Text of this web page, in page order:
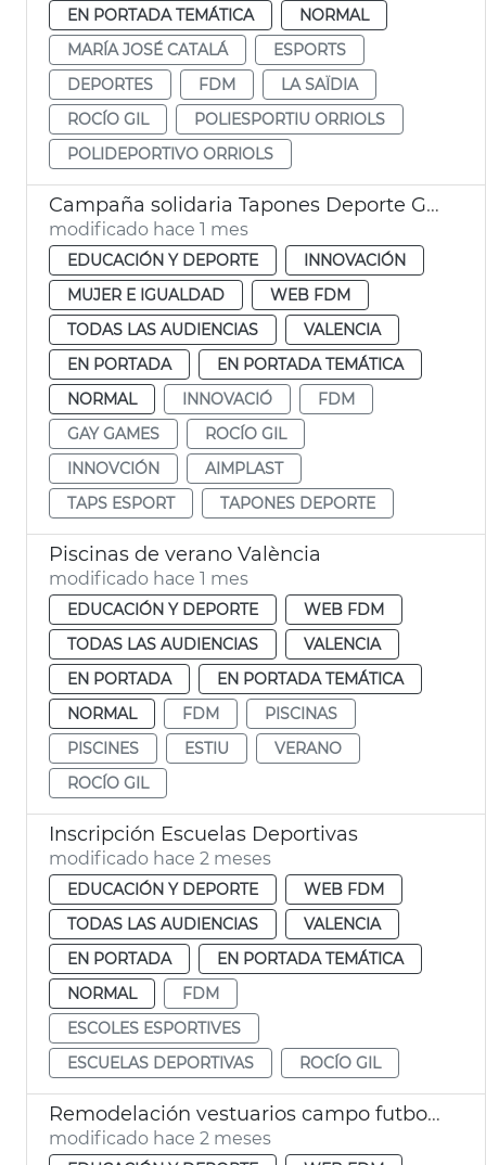
EN PORTADA TEMÁTICA
NORMAL
MARÍA JOSÉ CATALÁ
ESPORTS
DEPORTES
FDM
LA SAÏDIA
ROCÍO GIL
POLIESPORTIU ORRIOLS
POLIDEPORTIVO ORRIOLS
Campaña solidaria Tapones Deporte Gay Games
modificado hace 1 mes
EDUCACIÓN Y DEPORTE
INNOVACIÓN
MUJER E IGUALDAD
WEB FDM
TODAS LAS AUDIENCIAS
VALENCIA
EN PORTADA
EN PORTADA TEMÁTICA
NORMAL
INNOVACIÓ
FDM
GAY GAMES
ROCÍO GIL
INNOVCIÓN
AIMPLAST
TAPS ESPORT
TAPONES DEPORTE
Piscinas de verano València
modificado hace 1 mes
EDUCACIÓN Y DEPORTE
WEB FDM
TODAS LAS AUDIENCIAS
VALENCIA
EN PORTADA
EN PORTADA TEMÁTICA
NORMAL
FDM
PISCINAS
PISCINES
ESTIU
VERANO
ROCÍO GIL
Inscripción Escuelas Deportivas
modificado hace 2 meses
EDUCACIÓN Y DEPORTE
WEB FDM
TODAS LAS AUDIENCIAS
VALENCIA
EN PORTADA
EN PORTADA TEMÁTICA
NORMAL
FDM
ESCOLES ESPORTIVES
ESCUELAS DEPORTIVAS
ROCÍO GIL
Remodelación vestuarios campo futbol la Malva-rosa València
modificado hace 2 meses